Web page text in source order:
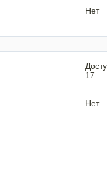
Нет
17
Нет